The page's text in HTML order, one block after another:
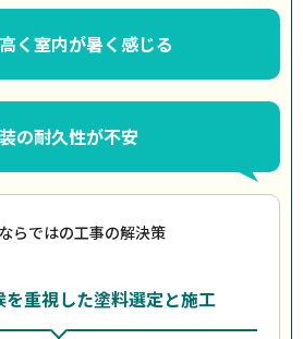
く室内が暑く感じる
の耐久性が不安
らではの工事の解決策
重視した塗料選定と施工